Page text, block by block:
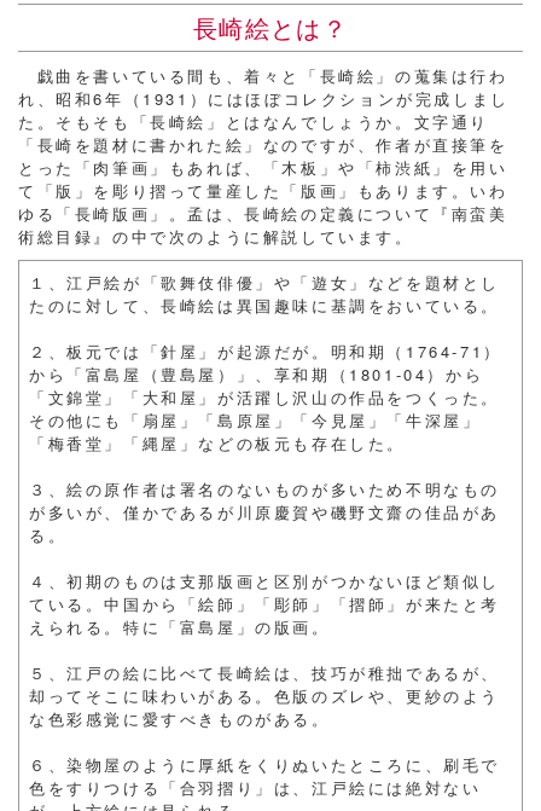
長崎絵とは？
戯曲を書いている間も、着々と「長崎絵」の蒐集は行わ
れ、昭和6年（1931）にはほぼコレクションが完成しまし
た。そもそも「長崎絵」とはなんでしょうか。文字通り
「長崎を題材に書かれた絵」なのですが、作者が直接筆を
とった「肉筆画」もあれば、「木板」や「柿渋紙」を用い
て「版」を彫り摺って量産した「版画」もあります。いわ
ゆる「長崎版画」。孟は、長崎絵の定義について『南蛮美
術総目録』の中で次のように解説しています。
１、江戸絵が「歌舞伎俳優」や「遊女」などを題材とし
たのに対して、長崎絵は異国趣味に基調をおいている。
２、板元では「針屋」が起源だが。明和期（1764-71）
から「富島屋（豊島屋）」、享和期（1801-04）から
「文錦堂」「大和屋」が活躍し沢山の作品をつくった。
その他にも「扇屋」「島原屋」「今見屋」「牛深屋」
「梅香堂」「縄屋」などの板元も存在した。
３、絵の原作者は署名のないものが多いため不明なもの
が多いが、僅かであるが川原慶賀や磯野文齋の佳品があ
る。
４、初期のものは支那版画と区別がつかないほど類似し
ている。中国から「絵師」「彫師」「摺師」が来たと考
えられる。特に「富島屋」の版画。
５、江戸の絵に比べて長崎絵は、技巧が稚拙であるが、
却ってそこに味わいがある。色版のズレや、更紗のよう
な色彩感覚に愛すべきものがある。
６、染物屋のように厚紙をくりぬいたところに、刷毛で
色をすりつける「合羽摺り」は、江戸絵には絶対ない